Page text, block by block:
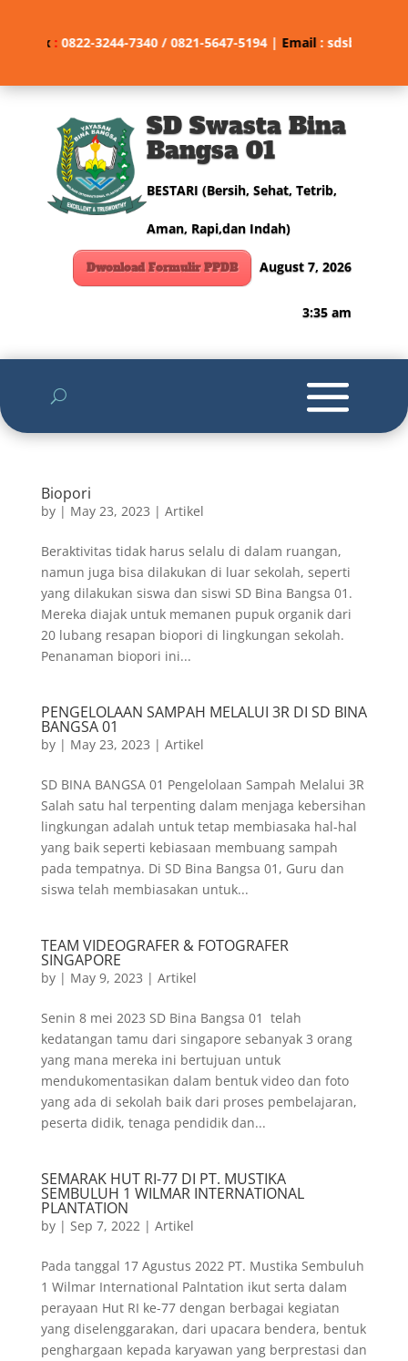
0822-3244-7340 / 0821-5647-5194 | Email :
SD Swasta Bina
Bangsa 01
BESTARI (Bersih, Sehat, Tetrib,
Aman, Rapi,dan Indah)
Dwonload Formulir PPDB August 7, 2026
3:35 am
Biopori
by | May 23, 2023 | Artikel
Beraktivitas tidak harus selalu di dalam ruangan,
namun juga bisa dilakukan di luar sekolah, seperti
yang dilakukan siswa dan siswi SD Bina Bangsa 01.
Mereka diajak untuk memanen pupuk organik dari
20 lubang resapan biopori di lingkungan sekolah.
Penanaman biopori ini...
PENGELOLAAN SAMPAH MELALUI 3R DI SD BINA
BANGSA 01
by | May 23, 2023 | Artikel
SD BINA BANGSA 01 Pengelolaan Sampah Melalui 3R
Salah satu hal terpenting dalam menjaga kebersihan
lingkungan adalah untuk tetap membiasaka hal-hal
yang baik seperti kebiasaan membuang sampah
pada tempatnya. Di SD Bina Bangsa 01, Guru dan
siswa telah membiasakan untuk...
TEAM VIDEOGRAFER & FOTOGRAFER
SINGAPORE
by | May 9, 2023 | Artikel
Senin 8 mei 2023 SD Bina Bangsa 01 telah
kedatangan tamu dari singapore sebanyak 3 orang
yang mana mereka ini bertujuan untuk
mendukomentasikan dalam bentuk video dan foto
yang ada di sekolah baik dari proses pembelajaran,
peserta didik, tenaga pendidik dan...
SEMARAK HUT RI-77 DI PT. MUSTIKA
SEMBULUH 1 WILMAR INTERNATIONAL
PLANTATION
by | Sep 7, 2022| Artikel
Pada tanggal 17 Agustus 2022 PT. Mustika Sembuluh
1 Wilmar International Palntation ikut serta dalam
perayaan Hut RI ke-77 dengan berbagai kegiatan
yang diselenggarakan, dari upacara bendera, bentuk
penghargaan kepada karyawan yang berprestasi dan